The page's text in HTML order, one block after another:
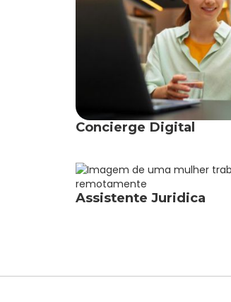
Concierge Digital
Assistente Juridica